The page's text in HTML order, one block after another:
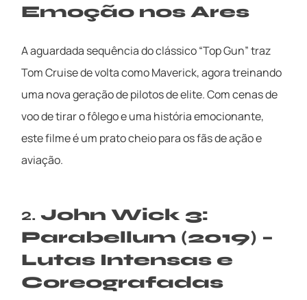
Emoção nos Ares
A aguardada sequência do clássico “Top Gun” traz
Tom Cruise de volta como Maverick, agora treinando
uma nova geração de pilotos de elite. Com cenas de
voo de tirar o fôlego e uma história emocionante,
este filme é um prato cheio para os fãs de ação e
aviação.
2. John Wick 3:
Parabellum (2019) –
Lutas Intensas e
Coreografadas